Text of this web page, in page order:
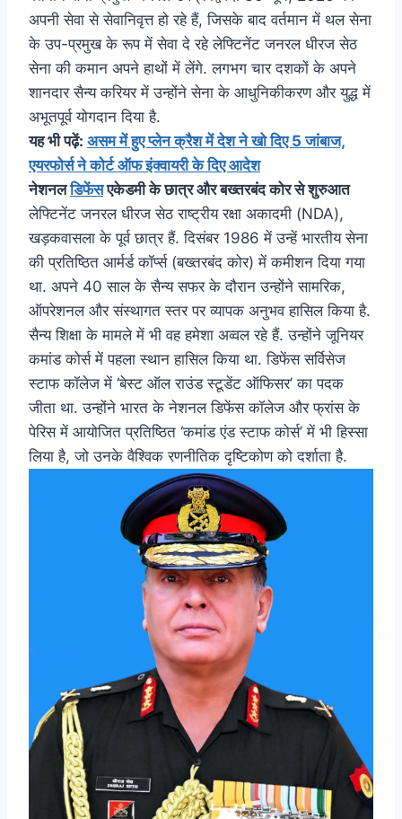
अपनी सेवा से सेवानिवृत्त हो रहे हैं, जिसके बाद वर्तमान में थल सेना
के उप-प्रमुख के रूप में सेवा दे रहे लेफ्टिनेंट जनरल धीरज सेठ
सेना की कमान अपने हाथों में लेंगे. लगभग चार दशकों के अपने
शानदार सैन्य करियर में उन्होंने सेना के आधुनिकीकरण और युद्ध में
अभूतपूर्व योगदान दिया है.
यह भी पढ़ें: असम में हुए प्लेन क्रैश में देश ने खो दिए 5 जांबाज,
एयरफोर्स ने कोर्ट ऑफ इंक्वायरी के दिए आदेश
नेशनलडिफेंसएकेडमी के छात्र और बख्तरबंद कोर से शुरुआत
लेफ्टिनेंट जनरल धीरज सेठ राष्ट्रीय रक्षा अकादमी (NDA),
खड़कवासला के पूर्व छात्र हैं. दिसंबर 1986 में उन्हें भारतीय सेना
की प्रतिष्ठित आर्मर्ड कॉर्प्स (बख्तरबंद कोर) में कमीशन दिया गया
था. अपने 40 साल के सैन्य सफर के दौरान उन्होंने सामरिक,
ऑपरेशनल और संस्थागत स्तर पर व्यापक अनुभव हासिल किया है.
सैन्य शिक्षा के मामले में भी वह हमेशा अव्वल रहे हैं. उन्होंने जूनियर
कमांड कोर्स में पहला स्थान हासिल किया था. डिफेंस सर्विसेज
स्टाफ कॉलेज में ‘बेस्ट ऑल राउंड स्टूडेंट ऑफिसर’ का पदक
जीता था. उन्होंने भारत के नेशनल डिफेंस कॉलेज और फ्रांस के
पेरिस में आयोजित प्रतिष्ठित ‘कमांड एंड स्टाफ कोर्स’ में भी हिस्सा
लिया है, जो उनके वैश्विक रणनीतिक दृष्टिकोण को दर्शाता है.